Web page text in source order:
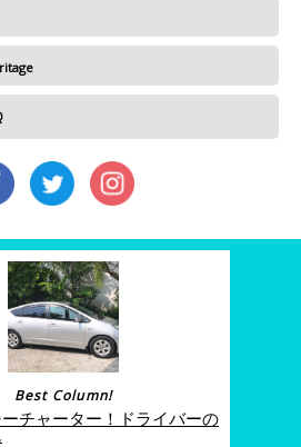
Best Column!
チャーター！ドライバーの